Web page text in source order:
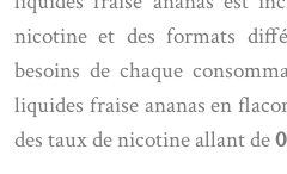
nicotine et des formats
besoins de chaque
liquides fraise ananas en
des taux de nicotine allant de